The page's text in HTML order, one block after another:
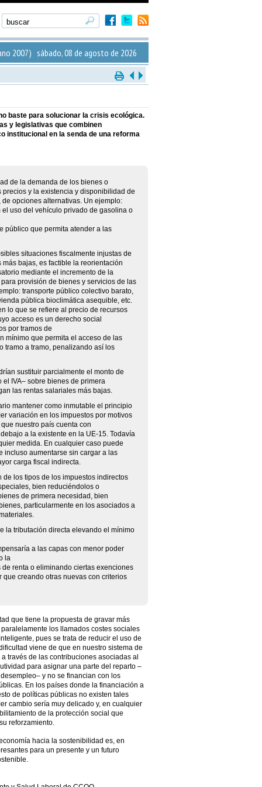
2007) sábado, 08 de agosto de 2026
baste para solucionar la crisis ecológica.
y legislativas que combinen
institucional en la senda de una reforma
de la demanda de los bienes o
y la existencia y disponibilidad de
opciones alternativas. Un ejemplo:
uso del vehículo privado de gasolina o
público que permita atender a las
situaciones fiscalmente injustas de
más bajas, es factible la reorientación
mediante el incremento de la
provisión de bienes y servicios de las
transporte público colectivo barato,
pública bioclimática asequible, etc.
lo que se refiere al precio de recursos
acceso es un derecho social
por tramos de
mínimo que permita el acceso de las
tramo a tramo, penalizando así los
sustituir parcialmente el monto de
IVA– sobre bienes de primera
las rentas salariales más bajas.
mantener como inmutable el principio
variación en los impuestos por motivos
nuestro país cuenta con
a la existente en la UE-15. Todavía
medida. En cualquier caso puede
incluso aumentarse sin cargar a las
carga fiscal indirecta.
los tipos de los impuestos indirectos
bien reduciéndolos o
de primera necesidad, bien
particularmente en los asociados a
la tributación directa elevando el mínimo
a las capas con menor poder
la
renta o eliminando ciertas exenciones
creando otras nuevas con criterios
que tiene la propuesta de gravar más
los llamados costes sociales
pues se trata de reducir el uso de
viene de que en nuestro sistema de
través de las contribuciones asociadas al
para asignar una parte del reparto –
y no se financian con los
En los países donde la financiación a
de políticas públicas no existen tales
cambio sería muy delicado y, en cualquier
de la protección social que
reforzamiento.
hacia la sostenibilidad es, en
para un presente y un futuro